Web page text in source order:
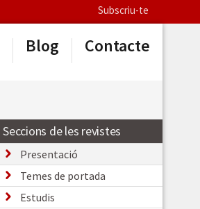
Subscriu-te
Blog Contacte
Seccions de les revistes
Presentació
Temes de portada
Estudis